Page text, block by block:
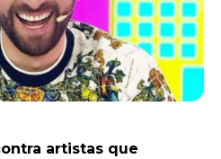
artistas que